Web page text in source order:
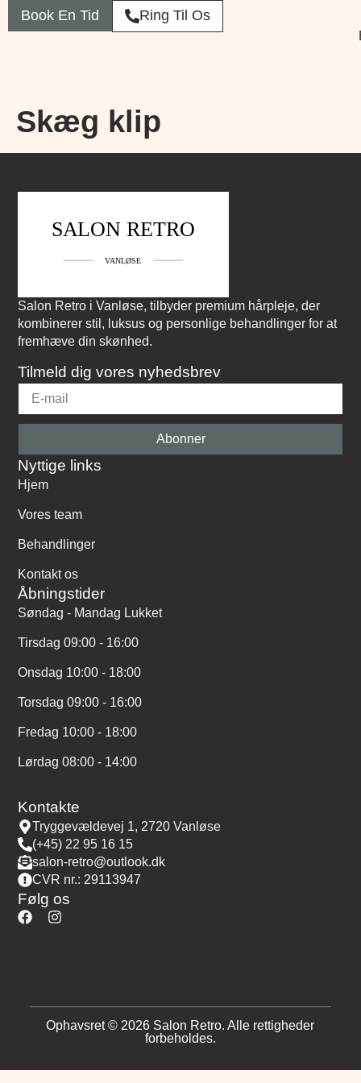
Book En Tid Ring Til Os
Skæg klip
Salon Retro i Vanløse, tilbyder premium hårpleje, der
kombinerer stil, luksus og personlige behandlinger for at
fremhæve din skønhed.
Tilmeld dig vores nyhedsbrev
Abonner
Nyttige links
Hjem
Vores team
Behandlinger
Kontakt os
Åbningstider
Søndag - Mandag Lukket
Tirsdag 09:00 - 16:00
Onsdag 10:00 - 18:00
Torsdag 09:00 - 16:00
Fredag 10:00 - 18:00
Lørdag 08:00 - 14:00
Kontakte
Tryggevældevej 1, 2720 Vanløse
(+45) 22 95 16 15
salon-retro@outlook.dk
CVR nr.: 29113947
Følg os
Ophavsret © 2026 Salon Retro. Alle rettigheder
forbeholdes.